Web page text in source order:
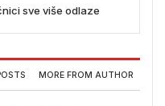
sve više odlaze
MORE FROM AUTHOR